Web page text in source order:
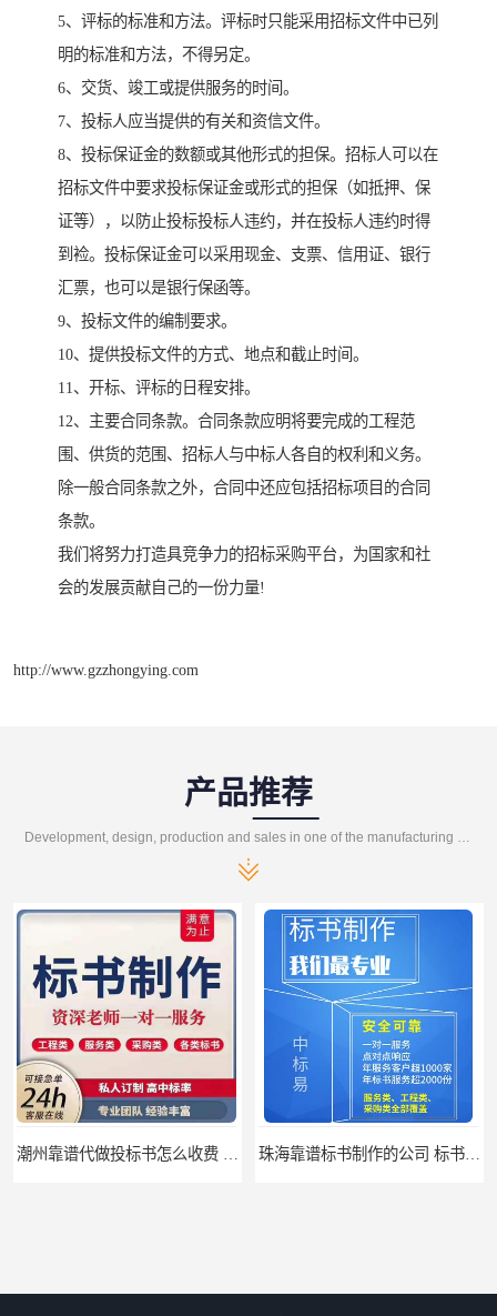
5、评标的标准和方法。评标时只能采用招标文件中已列
明的标准和方法，不得另定。
6、交货、竣工或提供服务的时间。
7、投标人应当提供的有关和资信文件。
8、投标保证金的数额或其他形式的担保。招标人可以在
招标文件中要求投标保证金或形式的担保（如抵押、保
证等），以防止投标投标人违约，并在投标人违约时得
到裣。投标保证金可以采用现金、支票、信用证、银行
汇票，也可以是银行保函等。
9、投标文件的编制要求。
10、提供投标文件的方式、地点和截止时间。
11、开标、评标的日程安排。
12、主要合同条款。合同条款应明将要完成的工程范
围、供货的范围、招标人与中标人各自的权利和义务。
除一般合同条款之外，合同中还应包括招标项目的合同
条款。
我们将努力打造具竞争力的招标采购平台，为国家和社
会的发展贡献自己的一份力量!
http://www.gzzhongying.com
产品推荐
Development, design, production and sales in one of the manufacturing enterprises
珠海靠谱标书制作的公司 标书制作课程 汕尾靠谱写投标书公司 标书废标原因